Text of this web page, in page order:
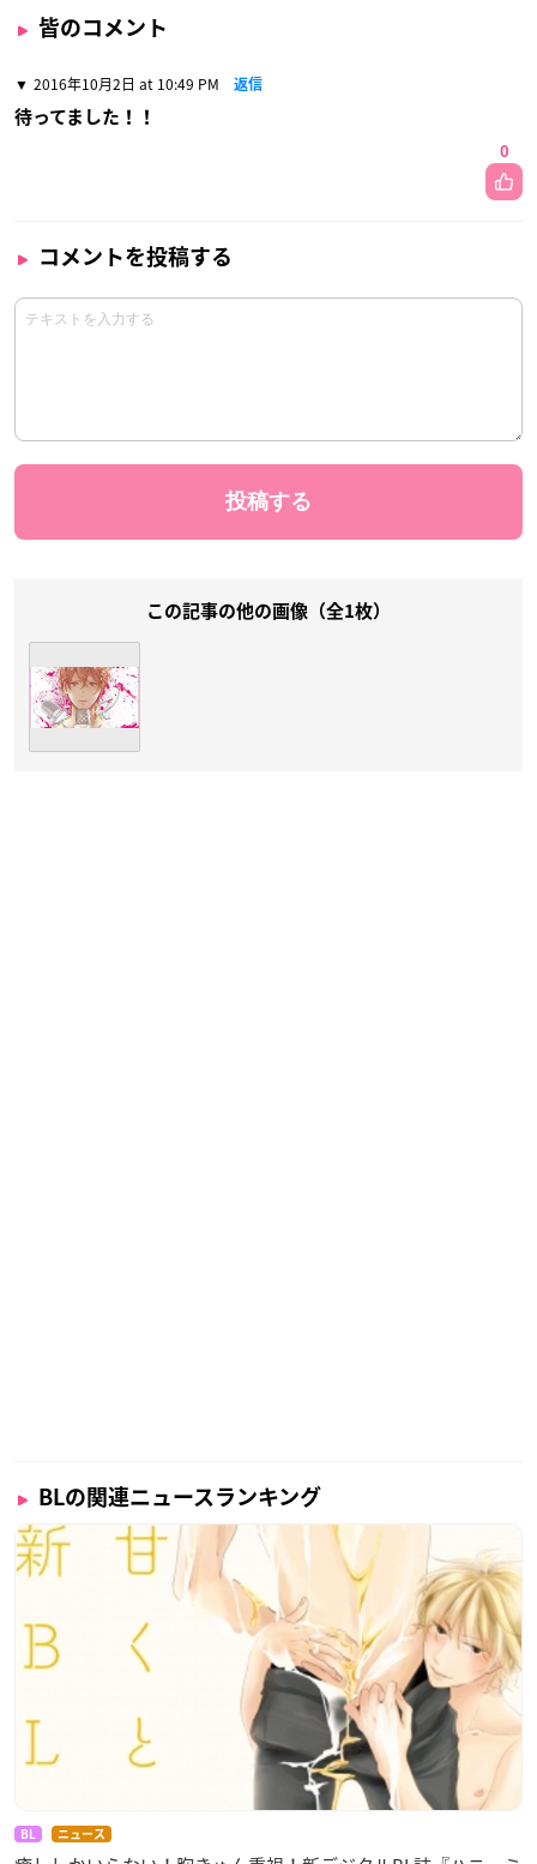
皆のコメント
2016年10月2日 at 10:49 PM 返信
待ってました！！
0
コメントを投稿する
この記事の他の画像（全1枚）
BLの関連ニュースランキング
BL ニュース